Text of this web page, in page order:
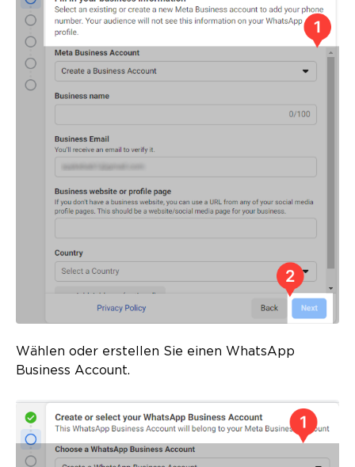
Wählen oder erstellen Sie einen WhatsApp
Business Account.